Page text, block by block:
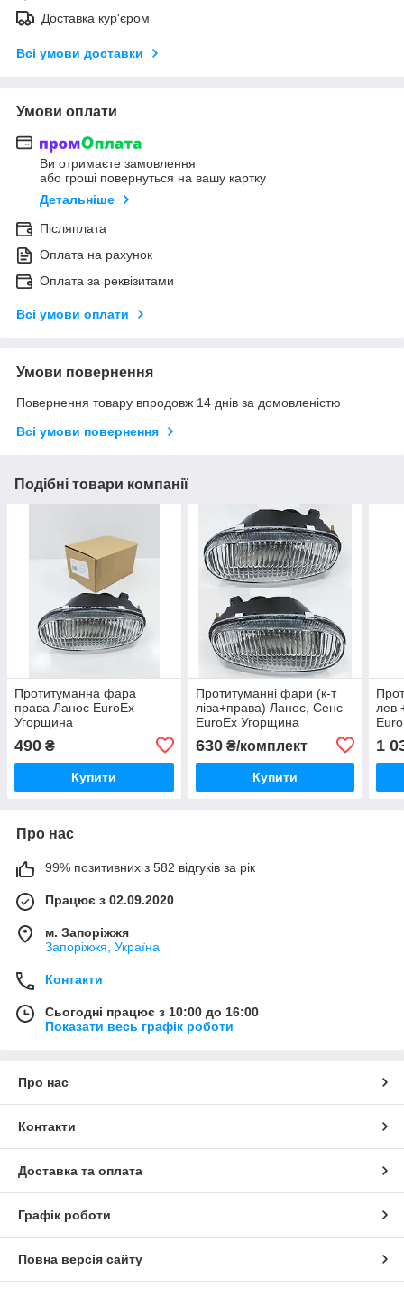
Доставка кур'єром
Всі умови доставки
Умови оплати
Ви отримаєте замовлення
або гроші повернуться на вашу картку
Детальніше
Післяплата
Оплата на рахунок
Оплата за реквізитами
Всі умови оплати
Умови повернення
Повернення товару впродовж 14 днів за домовленістю
Всі умови повернення
Подібні товари компанії
Протитуманна фара
права Ланос EuroEx
Угорщина
490 ₴
Купити
Протитуманні фари (к-т
ліва+права) Ланос, Сенс
EuroEx Угорщина
630₴/комплект
Купити
лев
1
Про нас
99% позитивних з 582 відгуків за рік
Працює з 02.09.2020
м. Запоріжжя
Запоріжжя, Україна
Контакти
Сьогодні працює з 10:00 до 16:00
Показати весь графік роботи
Про нас
Контакти
Доставка та оплата
Графік роботи
Повна версія сайту